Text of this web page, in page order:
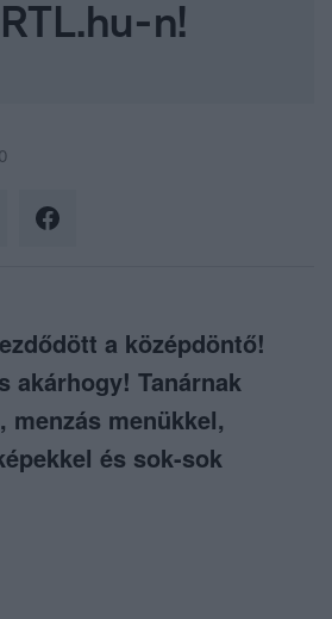
n!
a középdöntő!
akárhogy! Tanárnak
menükkel,
és sok-sok